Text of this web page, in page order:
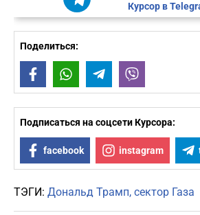
Курсор в
Поделиться:
FacebookWhatsAppTelegram
Подписаться на соцсети Курсора:
facebook instagram
ТЭГИ: Дональд Трамп сектор Газа